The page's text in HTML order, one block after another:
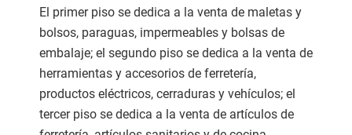
El primer piso se dedica a la venta de maletas y
bolsos, paraguas, impermeables y bolsas de
embalaje; el segundo piso se dedica a la venta de
herramientas y accesorios de ferretería,
productos eléctricos, cerraduras y vehículos; el
tercer piso se dedica a la venta de artículos de